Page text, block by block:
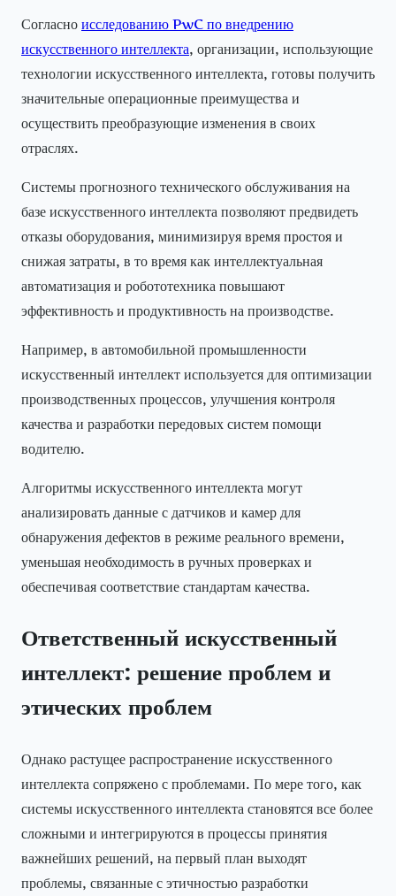
Согласно исследованию PwC по внедрению
искусственного интеллекта, организации, использующие
технологии искусственного интеллекта, готовы получить
значительные операционные преимущества и
осуществить преобразующие изменения в своих
отраслях.
Системы прогнозного технического обслуживания на
базе искусственного интеллекта позволяют предвидеть
отказы оборудования, минимизируя время простоя и
снижая затраты, в то время как интеллектуальная
автоматизация и робототехника повышают
эффективность и продуктивность на производстве.
Например, в автомобильной промышленности
искусственный интеллект используется для оптимизации
производственных процессов, улучшения контроля
качества и разработки передовых систем помощи
водителю.
Алгоритмы искусственного интеллекта могут
анализировать данные с датчиков и камер для
обнаружения дефектов в режиме реального времени,
уменьшая необходимость в ручных проверках и
обеспечивая соответствие стандартам качества.
Ответственный искусственный
интеллект: решение проблем и
этических проблем
Однако растущее распространение искусственного
интеллекта сопряжено с проблемами. По мере того, как
системы искусственного интеллекта становятся все более
сложными и интегрируются в процессы принятия
важнейших решений, на первый план выходят
проблемы, связанные с этичностью разработки